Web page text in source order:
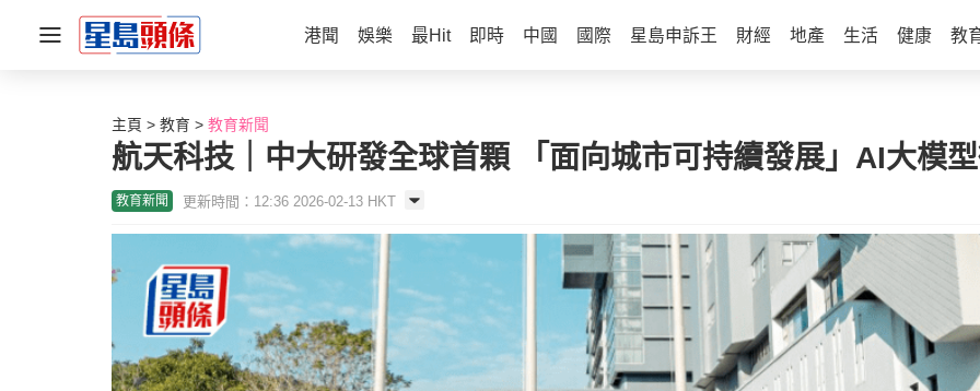
港聞 娛樂 最Hit 即時 中國 國際 星島申訴王 財經 地產 生活 健康 教
主頁 教育 教育新聞
航天科技｜中大研發全球首顆 「面向城市可持續發展」AI大模
教育新聞 更新時間：12:36 2026-02-13 HKT